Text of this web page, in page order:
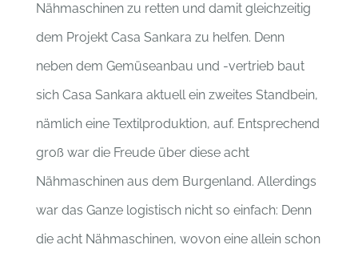
Nähmaschinen zu retten und damit gleichzeitig
dem Projekt Casa Sankara zu helfen. Denn
neben dem Gemüseanbau und -vertrieb baut
sich Casa Sankara aktuell ein zweites Standbein,
nämlich eine Textilproduktion, auf. Entsprechend
groß war die Freude über diese acht
Nähmaschinen aus dem Burgenland. Allerdings
war das Ganze logistisch nicht so einfach: Denn
die acht Nähmaschinen, wovon eine allein schon